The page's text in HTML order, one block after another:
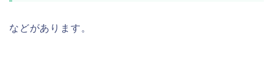
などがあります。